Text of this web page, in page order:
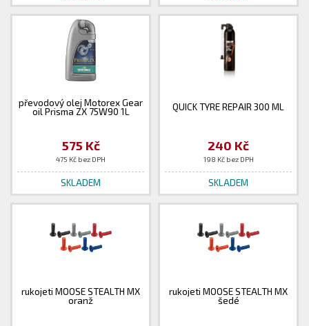
převodový olej Motorex Gear
oil Prisma ZX 75W90 1L
575 Kč
475 Kč bez DPH
SKLADEM
QUICK TYRE REPAIR 300 ML
240 Kč
198 Kč bez DPH
SKLADEM
rukojeti MOOSE STEALTH MX
oranž
rukojeti MOOSE STEALTH MX
šedé